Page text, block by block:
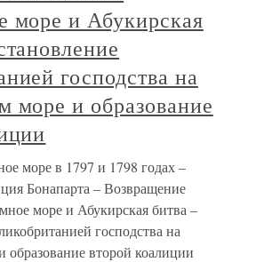
море и Абукирская
господства на
море и образование
море в 1797 и 1798 годах –
Бонапарта – Возвращение
море и Абукирская битва –
господства на
второй коалиции